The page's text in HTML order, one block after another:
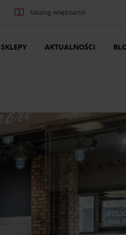
Katalog wnętrzarski
SKLEPY AKTUALNOŚCI